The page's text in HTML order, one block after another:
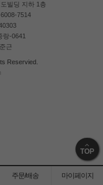
빌딩 지하 1층
7514
랑-0641
근
Reservied.
TOP
주문/배송 마이페이지